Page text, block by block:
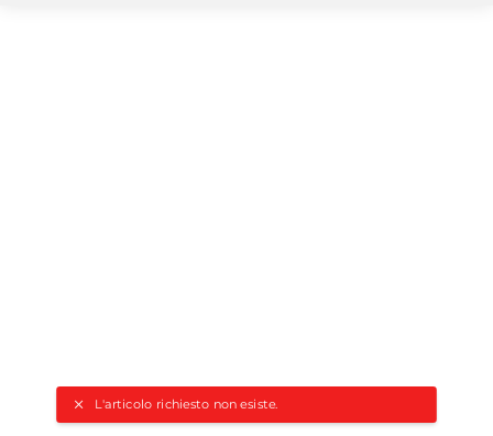
L'articolo richiesto non esiste.